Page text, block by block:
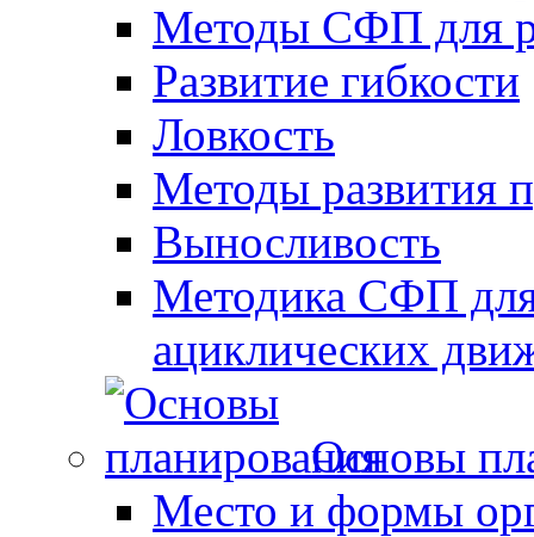
Методы СФП для
Развитие гибкости
Ловкость
Методы развития
Выносливость
Методика СФП для
ациклических
Основы
Место и формы